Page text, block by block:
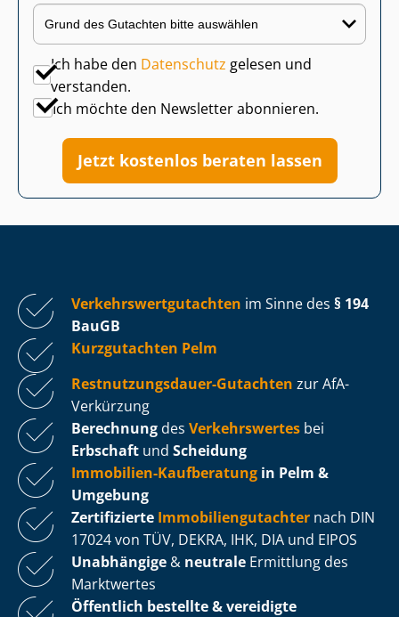
Ich habe den Datenschutz gelesen und
verstanden.
Ich möchte den Newsletter abonnieren.
Jetzt kostenlos beraten lassen
Ver­kehrs­wert­gut­ach­ten im Sinne des § 194
BauGB
Kurzgutachten Pelm
Rest­nut­zungs­dau­er-Gutachten zur AfA-
Verkürzung
Berechnung des Verkehrswertes bei
Erbschaft und Scheidung
Immobilien-Kaufberatung in Pelm &
Umgebung
Zertifizierte Im­mo­bi­li­en­gut­ach­ter nach DIN
17024 von TÜV, DEKRA, IHK, DIA und EIPOS
Unabhängige & neutrale Ermittlung des
Marktwertes
Öffentlich bestellte & vereidigte